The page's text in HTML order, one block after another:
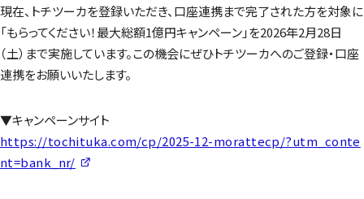
現在、トチツーカを登録いただき、口座連携まで完了された方を対象に
「もらってください！最大総額1億円キャンペーン」を2026年2月28日
（土）まで実施しています。この機会にぜひトチツーカへのご登録・口座
連携をお願いいたします。
▼キャンペーンサイト
https://tochituka.com/cp/2025-12-morattecp/?utm_conte
nt=bank_nr/